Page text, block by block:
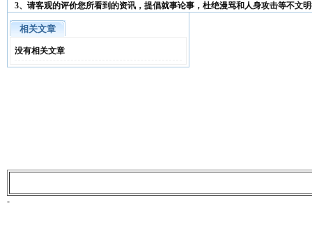
3、请客观的评价您所看到的资讯，提倡就事论事，杜绝漫骂和人身攻击等不文
相关文章
没有相关文章
-